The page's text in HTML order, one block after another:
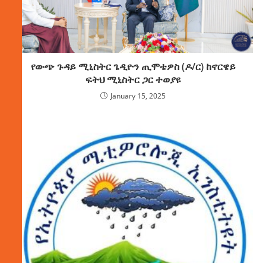
የውጭ ጉዳይ ሚኒስትር ጌዲዮን ጢሞቴዎስ (ዶ/ር) ከኖርዌይ
ፍትህ ሚኒስትር ጋር ተወያዩ
January 15, 2025